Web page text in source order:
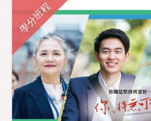
學分班程